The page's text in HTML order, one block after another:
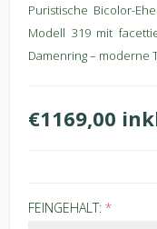
Puristische Bicolor-
Modell 319 mit
Damenring – moderne
€1169,00
FEINGEHALT: *